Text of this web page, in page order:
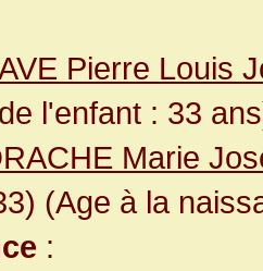
Pierre Louis
l'enfant : 33
Marie
(Age à la
: